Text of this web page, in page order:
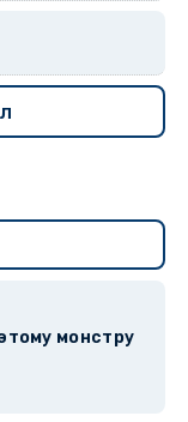
монстру